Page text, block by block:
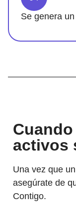
Se genera
activos
Una vez que
asegúrate de
Contigo.